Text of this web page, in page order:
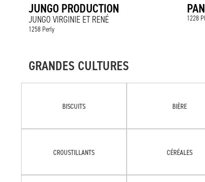
JUNGO PRODUCTION
JUNGO VIRGINIE ET RENÉ
1258 Perly
1228
GRANDES CULTURES
BISCUITS BIÈRE
CROUSTILLANTS CÉRÉALES